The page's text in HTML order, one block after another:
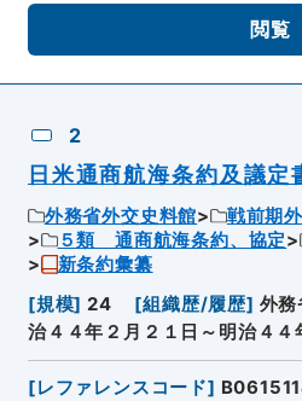
閲覧
2
日米通商航海条約及議定
外務省外交史料館 戦前期
５類 通商航海条約、協定
新条約彙纂
[規模] 24 [組織歴/履歴] 外務
治４４年２月２１日～明治４４
[レファレンスコード]